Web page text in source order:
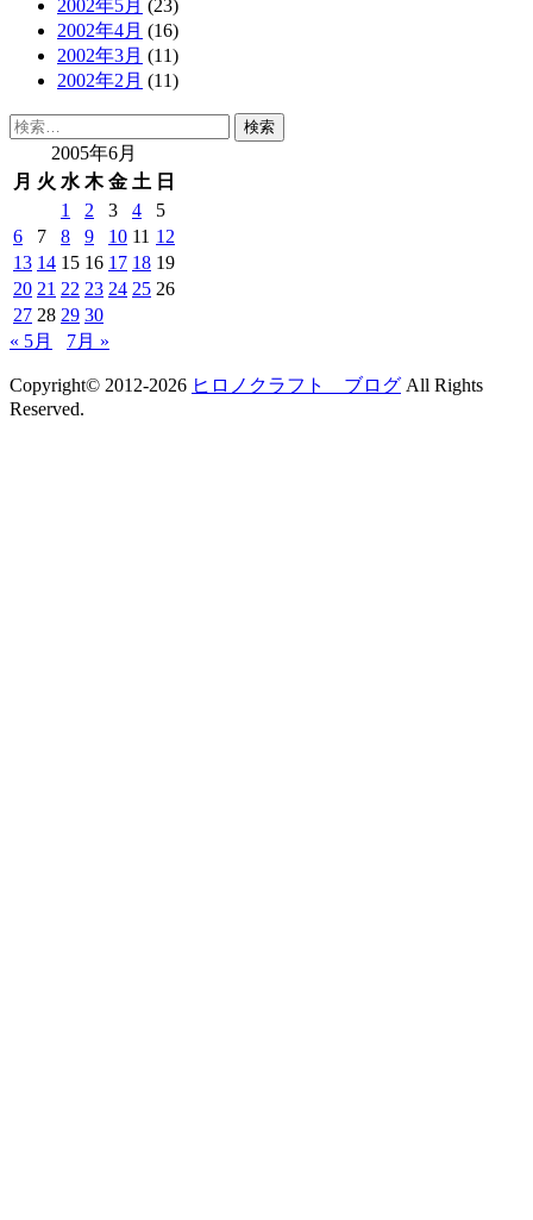
2002年5月 (23)
2002年4月 (16)
2002年3月 (11)
2002年2月 (11)
検
2005年6月
月 火 水 木 金 土 日
1
2 3 4
5
6
7 8 9 10 11 12
13 14 15 16 17 18 19
20 21 22 23 24 25 26
27 28 29 30
« 5月
7月 »
Copyright© 2012-2026 ヒロノクラフト ブログ All Rights
Reserved.